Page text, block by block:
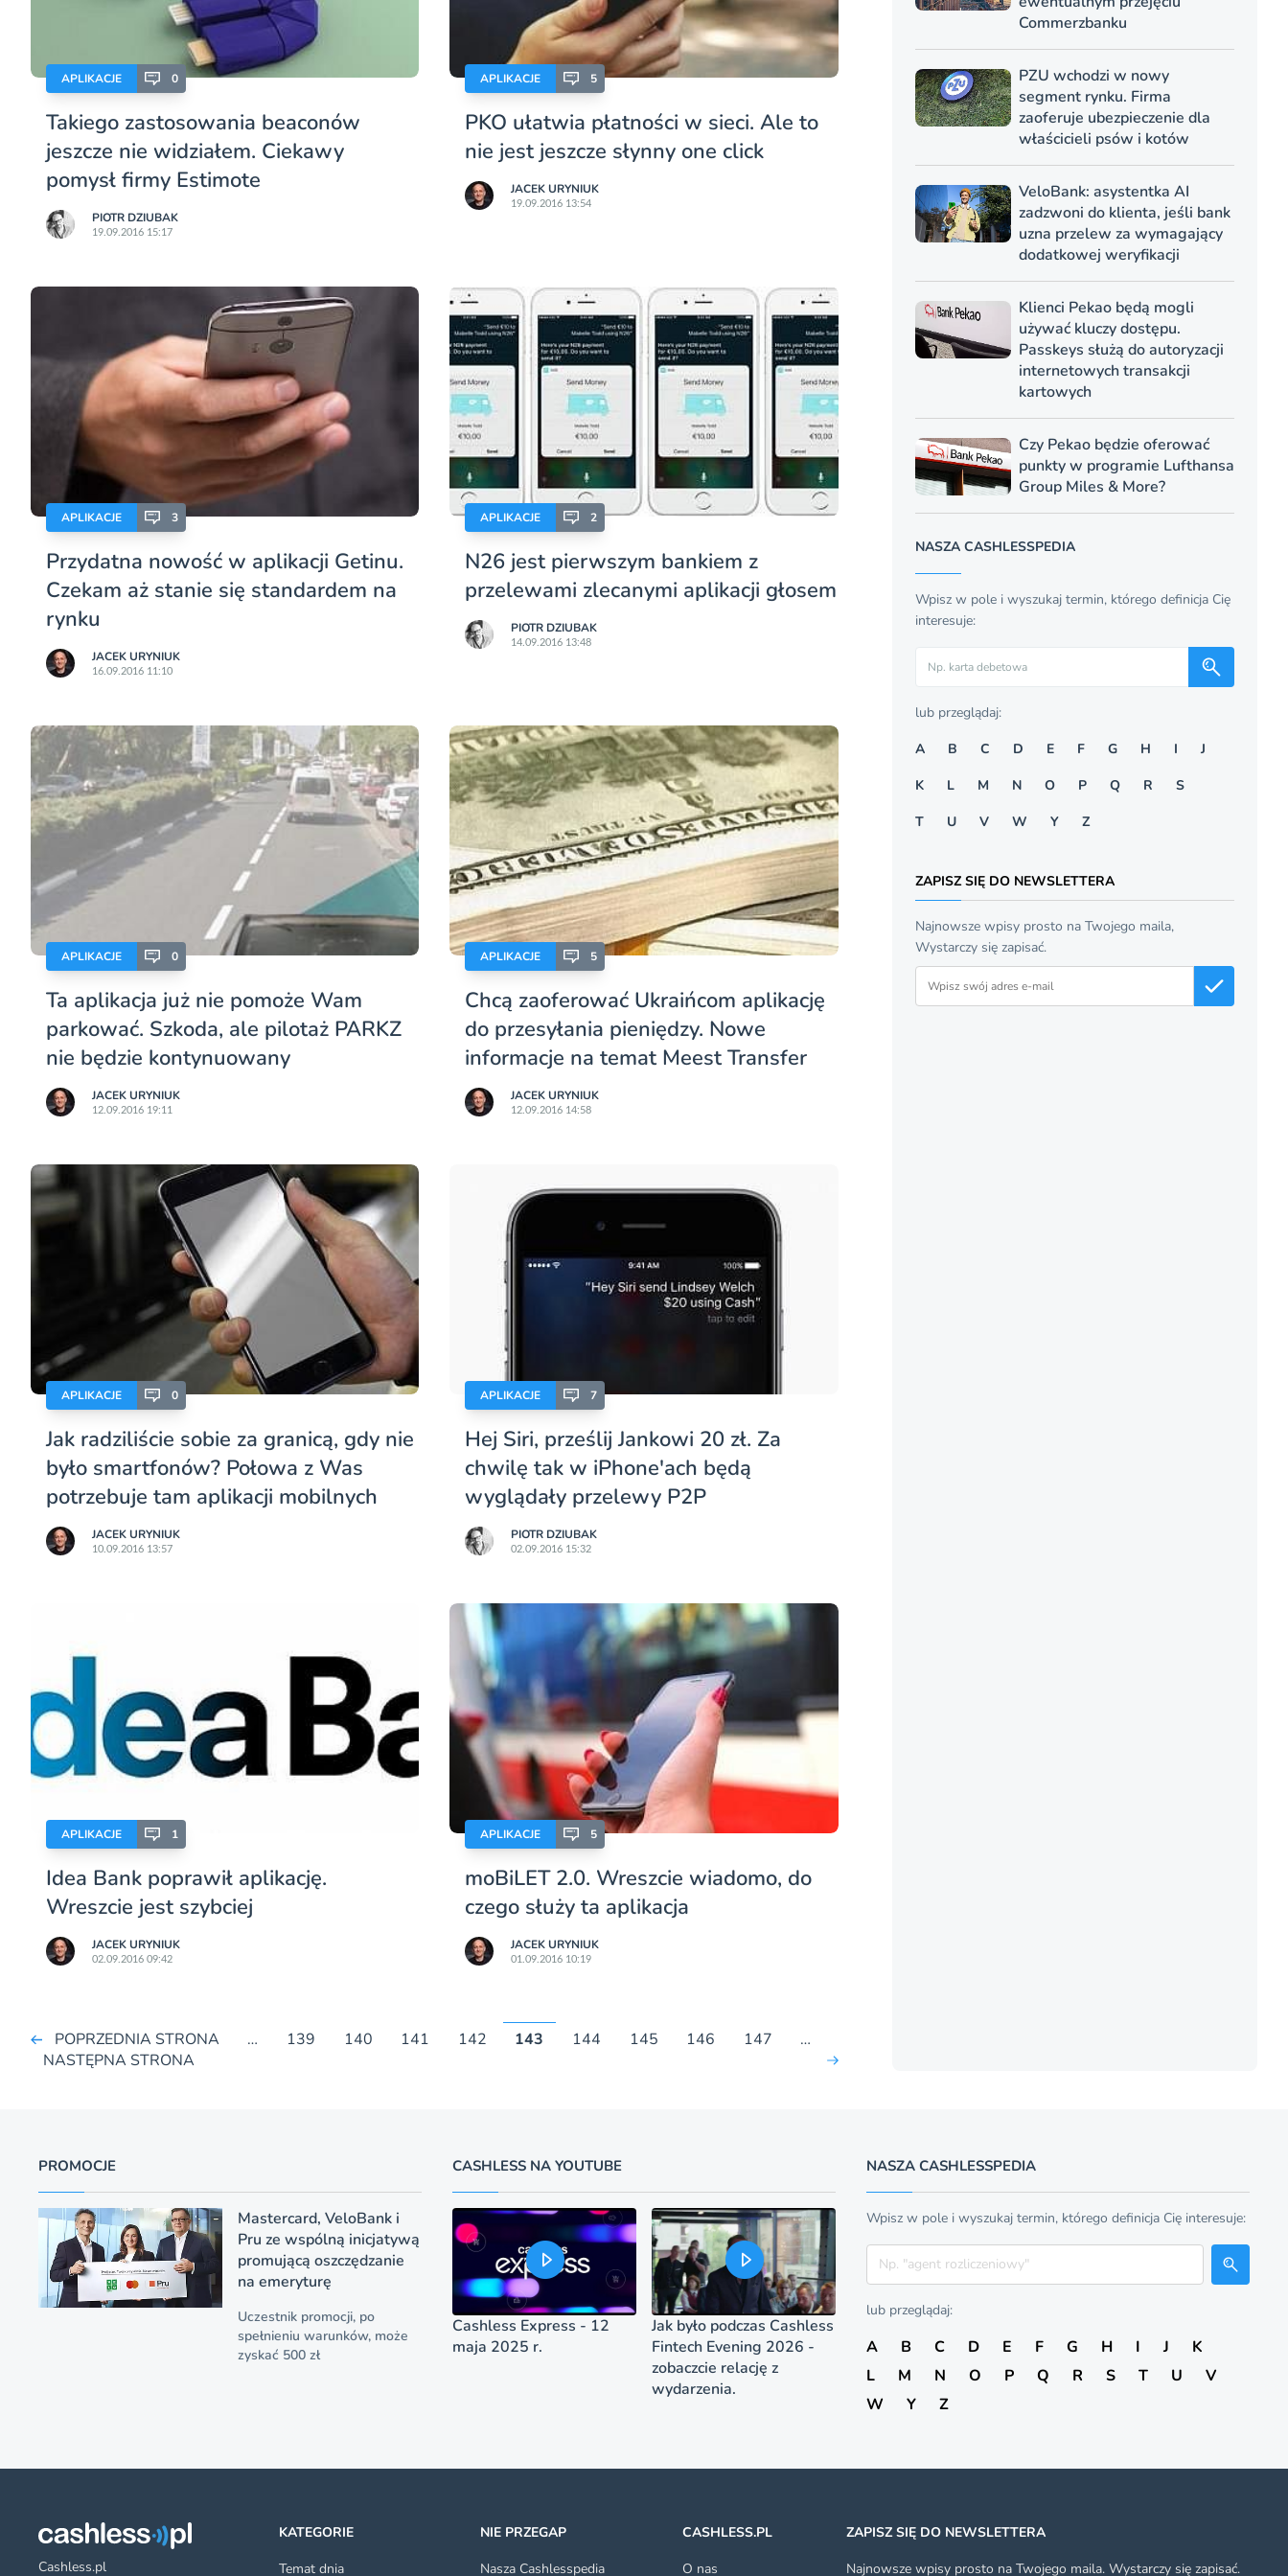
APLIKACJE 0
Takiego zastosowania beaconów
jeszcze nie widziałem. Ciekawy
pomysł firmy Estimote
PIOTR DZIUBAK
19.09.2016 15:17
APLIKACJE 5
PKO ułatwia płatności w sieci. Ale to
nie jest jeszcze słynny one click
JACEK URYNIUK
19.09.2016 13:54
APLIKACJE 3
Przydatna nowość w aplikacji Getinu.
Czekam aż stanie się standardem na
rynku
JACEK URYNIUK
16.09.2016 11:10
APLIKACJE 2
N26 jest pierwszym bankiem z
przelewami zlecanymi aplikacji głosem
PIOTR DZIUBAK
14.09.2016 13:48
APLIKACJE 0
Ta aplikacja już nie pomoże Wam
parkować. Szkoda, ale pilotaż PARKZ
nie będzie kontynuowany
JACEK URYNIUK
12.09.2016 19:11
APLIKACJE 5
Chcą zaoferować Ukraińcom aplikację
do przesyłania pieniędzy. Nowe
informacje na temat Meest Transfer
JACEK URYNIUK
12.09.2016 14:58
APLIKACJE 0
Jak radziliście sobie za granicą, gdy nie
było smartfonów? Połowa z Was
potrzebuje tam aplikacji mobilnych
JACEK URYNIUK
10.09.2016 13:57
APLIKACJE 7
Hej Siri, prześlij Jankowi 20 zł. Za
chwilę tak w iPhone'ach będą
wyglądały przelewy P2P
PIOTR DZIUBAK
02.09.2016 15:32
APLIKACJE 1
Idea Bank poprawił aplikację.
Wreszcie jest szybciej
JACEK URYNIUK
02.09.2016 09:42
APLIKACJE 5
moBiLET 2.0. Wreszcie wiadomo, do
czego służy ta aplikacja
JACEK URYNIUK
01.09.2016 10:19
POPRZEDNIA STRONA … 139 140 141 142 143 144 145 146 147
…
NASTĘPNA STRONA
Commerzbanku
PZU wchodzi w nowy
segment rynku. Firma
zaoferuje ubezpieczenie dla
właścicieli psów i kotów
VeloBank: asystentka AI
zadzwoni do klienta, jeśli bank
uzna przelew za wymagający
dodatkowej weryfikacji
Klienci Pekao będą mogli
używać kluczy dostępu.
Passkeys służą do autoryzacji
internetowych transakcji
kartowych
Czy Pekao będzie oferować
punkty w programie Lufthansa
Group Miles & More?
NASZA CASHLESSPEDIA
Wpisz w pole i wyszukaj termin, którego definicja Cię
interesuje:
lub przeglądaj:
A
B C D E F G H I
J
K
L M N O P Q R
S
T
U V W Y Z
ZAPISZ SIĘ DO NEWSLETTERA
Najnowsze wpisy prosto na Twojego maila,
Wystarczy się zapisać.
PROMOCJE
Mastercard, VeloBank i
Pru ze wspólną inicjatywą
promującą oszczędzanie
na emeryturę
Uczestnik promocji, po
spełnieniu warunków, może
zyskać 500 zł
CASHLESS NA YOUTUBE
Cashless Express - 12
maja 2025 r.
Jak było podczas Cashless
Fintech Evening 2026 -
zobaczcie relację z
wydarzenia.
NASZA CASHLESSPEDIA
Wpisz w pole i wyszukaj termin, którego definicja Cię interesuje:
Szukaj
lub przeglądaj:
A B C D E F G H I J
K
L
M N O P Q R S T U
V
W
Y Z
Cashless.pl
KATEGORIE
Temat dnia
NIE PRZEGAP
Nasza Cashlesspedia
CASHLESS.PL
O nas
ZAPISZ SIĘ DO NEWSLETTERA
Najnowsze wpisy prosto na Twojego maila. Wystarczy się zapisać.